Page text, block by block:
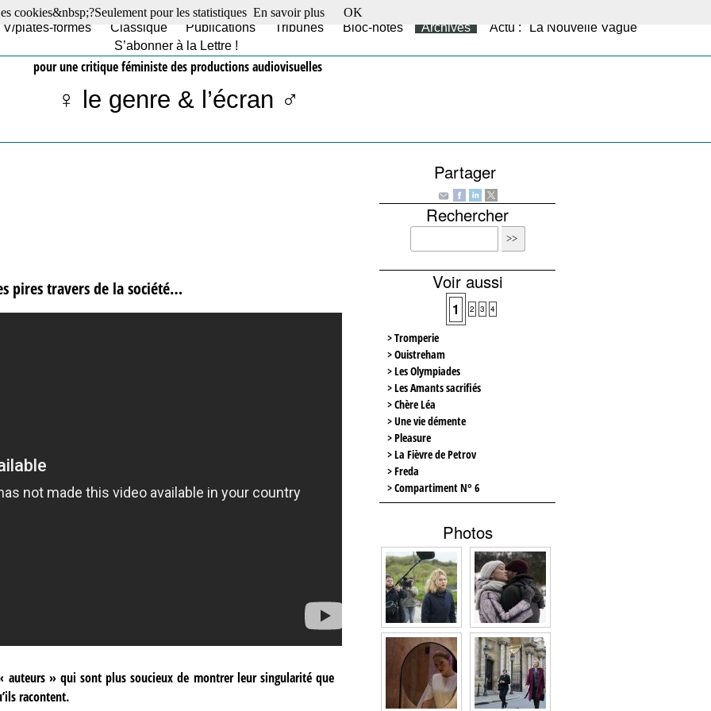
plates-formes Classique Publications Tribunes Bloc-notes Archives
Actu : "La Nouvelle Vague"
S’abonner à la Lettre !
pour une critique féministe des productions audiovisuelles
♀ le genre & l’écran ♂
pires travers de la société…
auteurs » qui sont plus soucieux de montrer leur singularité que
racontent.
Partager
Rechercher
Voir aussi
1 2 3 4
> Tromperie
> Ouistreham
> Les Olympiades
> Les Amants sacrifiés
> Chère Léa
> Une vie démente
> Pleasure
> La Fièvre de Petrov
> Freda
> Compartiment N° 6
Photos
cookies&nbsp;?Seulement pour les statistiques En savoir plus OK